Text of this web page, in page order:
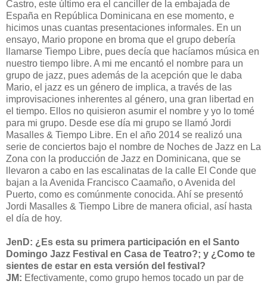
Castro, este último era el canciller de la embajada de
España en República Dominicana en ese momento, e
hicimos unas cuantas presentaciones informales. En un
ensayo, Mario propone en broma que el grupo debería
llamarse Tiempo Libre, pues decía que hacíamos música en
nuestro tiempo libre. A mi me encantó el nombre para un
grupo de jazz, pues además de la acepción que le daba
Mario, el jazz es un género de implica, a través de las
improvisaciones inherentes al género, una gran libertad en
el tiempo. Ellos no quisieron asumir el nombre y yo lo tomé
para mi grupo. Desde ese día mi grupo se llamó Jordi
Masalles & Tiempo Libre. En el año 2014 se realizó una
serie de conciertos bajo el nombre de Noches de Jazz en La
Zona con la producción de Jazz en Dominicana, que se
llevaron a cabo en las escalinatas de la calle El Conde que
bajan a la Avenida Francisco Caamaño, o Avenida del
Puerto, como es comúnmente conocida. Ahí se presentó
Jordi Masalles & Tiempo Libre de manera oficial, así hasta
el día de hoy.
JenD: ¿Es esta su primera participación en el Santo
Domingo Jazz Festival en Casa de Teatro?; y ¿Como te
sientes de estar en esta versión del festival?
JM: Efectivamente, como grupo hemos tocado un par de